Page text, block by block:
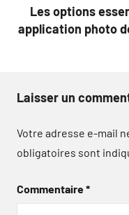
Les options
application photo
Laisser un
Votre adresse e-mail
obligatoires sont
Commentaire*